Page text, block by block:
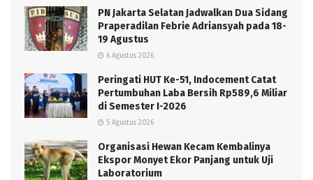
PN Jakarta Selatan Jadwalkan Dua Sidang
Praperadilan Febrie Adriansyah pada 18-
19 Agustus
6 Agustus 2026
Peringati HUT Ke-51, Indocement Catat
Pertumbuhan Laba Bersih Rp589,6 Miliar
di Semester I-2026
5 Agustus 2026
Organisasi Hewan Kecam Kembalinya
Ekspor Monyet Ekor Panjang untuk Uji
Laboratorium